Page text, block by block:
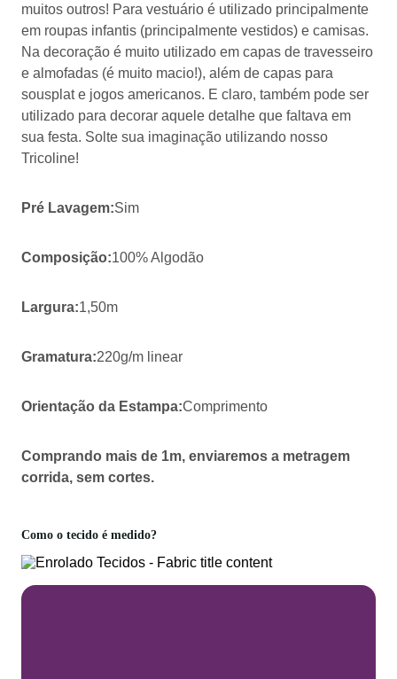
muitos outros! Para vestuário é utilizado principalmente
em roupas infantis (principalmente vestidos) e camisas.
Na decoração é muito utilizado em capas de travesseiro
e almofadas (é muito macio!), além de capas para
sousplat e jogos americanos. E claro, também pode ser
utilizado para decorar aquele detalhe que faltava em
sua festa. Solte sua imaginação utilizando nosso
Tricoline!
Pré Lavagem:Sim
Composição:100% Algodão
Largura:1,50m
Gramatura:220g/m linear
Orientação da Estampa:Comprimento
Comprando mais de 1m, enviaremos a metragem
corrida, sem cortes.
Como o tecido é medido?